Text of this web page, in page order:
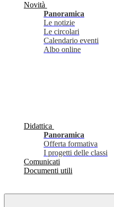
Novità
Panoramica
Le notizie
Le circolari
Calendario eventi
Albo online
Didattica
Panoramica
Offerta formativa
I progetti delle classi
Comunicati
Documenti utili